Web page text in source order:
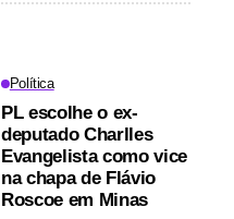
Política
PL escolhe o ex-
deputado Charlles
Evangelista como vice
na chapa de Flávio
Roscoe em Minas